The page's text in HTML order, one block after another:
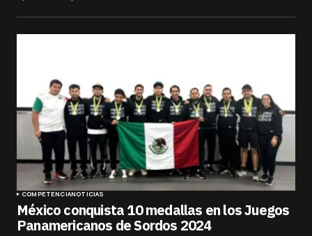
COMPETENCIANOTICIAS
México conquista 10 medallas en los Juegos
Panamericanos de Sordos 2024